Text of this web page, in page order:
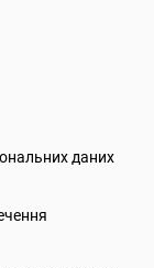
даних